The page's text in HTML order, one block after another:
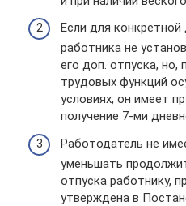
Если для
работника не
его доп. отпуска, но,
трудовых функций
условиях, он имеет
получение 7-ми
Работодатель не
уменьшать
отпуска работнику,
утверждена в